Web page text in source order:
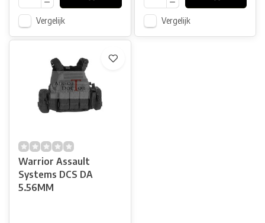
Vergelijk Vergelijk
Warrior Assault
Systems DCS DA
5.56MM